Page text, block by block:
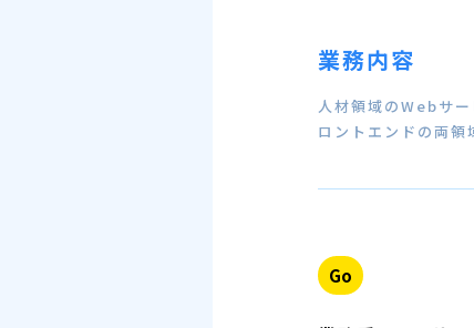
業務内容
人材領域のWebサ
ロントエンドの両
Go